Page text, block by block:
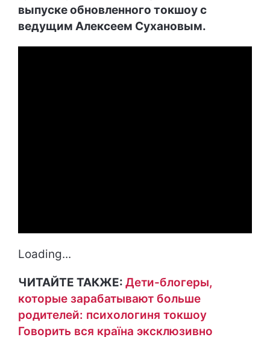
выпуске обновленного токшоу с
ведущим Алексеем Сухановым.
Loading...
ЧИТАЙТЕ ТАКЖЕ: Дети-блогеры,
которые зарабатывают больше
родителей: психологиня токшоу
Говорить вся країна эксклюзивно